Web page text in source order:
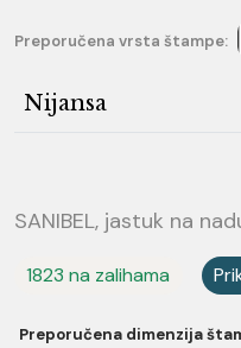
Preporučena vrsta štampe:
Nijansa
SANIBEL, jastuk na
1823 na zalihama
Preporučena dimenzija